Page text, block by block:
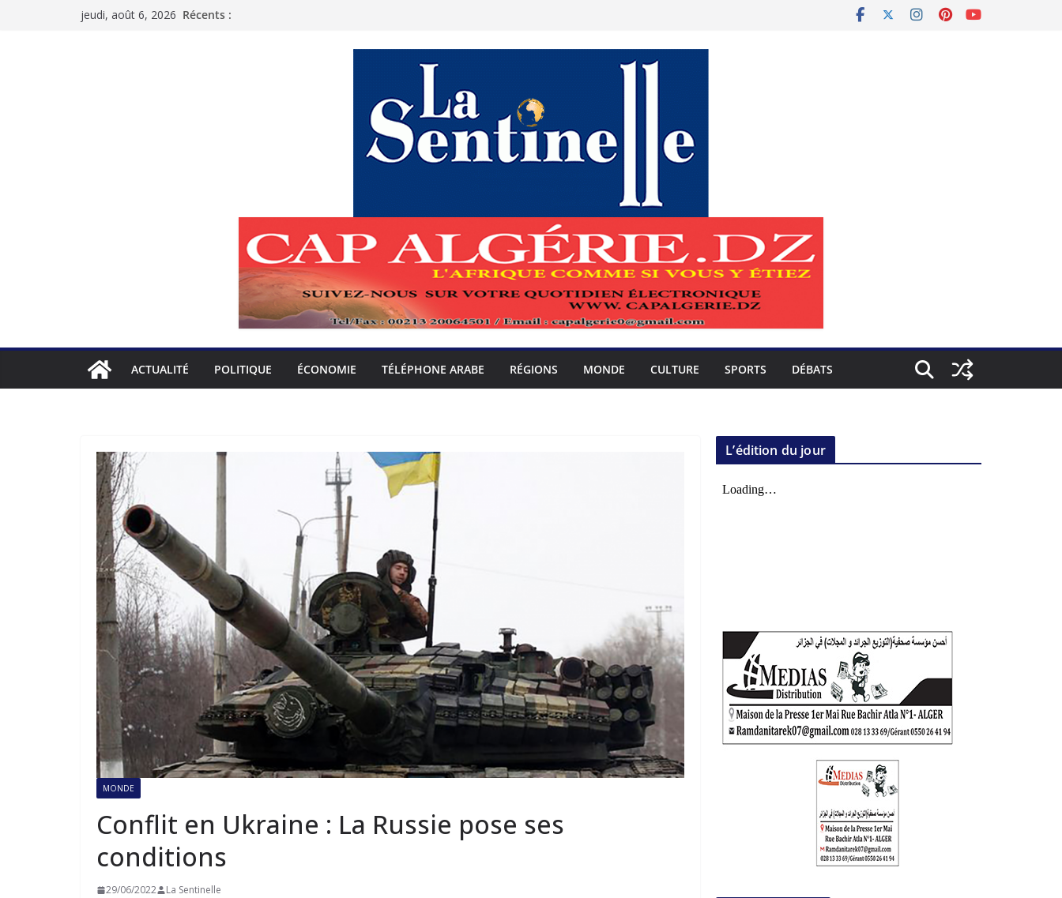
jeudi, août 6, 2026 Récents :
ACTUALITÉ POLITIQUE ÉCONOMIE TÉLÉPHONE ARABE RÉGIONS MONDE CULTURE SPORTS DÉBATS
MONDE
Conflit en Ukraine : La Russie pose ses
conditions
29/06/2022 La Sentinelle
L’édition du jour